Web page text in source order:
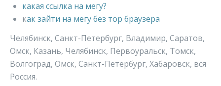
какая ссылка на мегу?
как зайти на мегу без тор браузера
Челябинск, Санкт-Петербург, Владимир, Саратов,
Омск, Казань, Челябинск, Первоуральск, Томск,
Волгоград, Омск, Санкт-Петербург, Хабаровск, вся
Россия.